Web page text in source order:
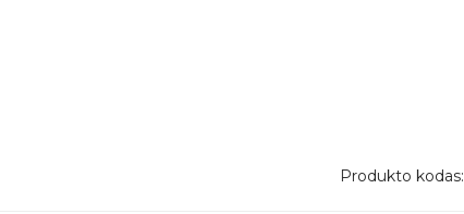
Produkto kodas: